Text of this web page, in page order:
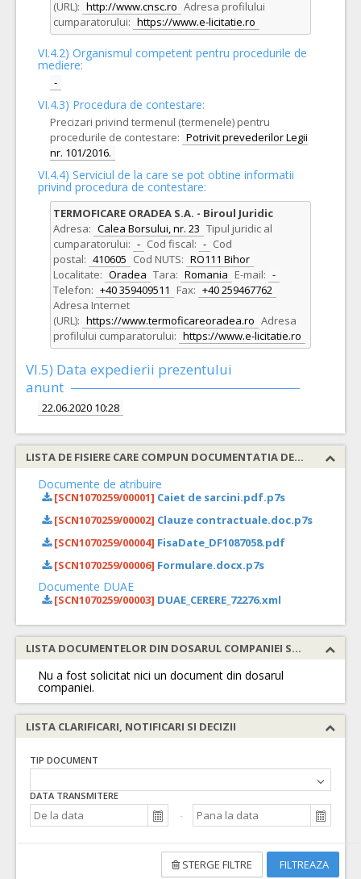
(URL): http://www.cnsc.ro Adresa profilului
cumparatorului: https://www.e-licitatie.ro
VI.4.2) Organismul competent pentru procedurile de
mediere:
-
VI.4.3) Procedura de contestare:
Precizari privind termenul (termenele) pentru
procedurile de contestare: Potrivit prevederilor Legii
nr. 101/2016.
VI.4.4) Serviciul de la care se pot obtine informatii
privind procedura de contestare:
TERMOFICARE ORADEA S.A. - Biroul Juridic
Adresa: Calea Borsului, nr. 23 Tipul juridic al
cumparatorului: - Cod fiscal: - Cod
postal: 410605 Cod NUTS: RO111 Bihor
Localitate: Oradea Tara: Romania E-mail: -
Telefon: +40 359409511 Fax: +40 259467762
Adresa Internet
(URL): https://www.termoficareoradea.ro Adresa
profilului cumparatorului: https://www.e-licitatie.ro
VI.5) Data expedierii prezentului
anunt
22.06.2020 10:28
LISTA DE FISIERE CARE COMPUN DOCUMENTATIA DE ATRIBUIRE
Documente de atribuire
[SCN1070259/00001] Caiet de sarcini.pdf.p7s
[SCN1070259/00002] Clauze contractuale.doc.p7s
[SCN1070259/00004] FisaDate_DF1087058.pdf
[SCN1070259/00006] Formulare.docx.p7s
Documente DUAE
[SCN1070259/00003] DUAE_CERERE_72276.xml
LISTA DOCUMENTELOR DIN DOSARUL COMPANIEI SOLICITATE
Nu a fost solicitat nici un document din dosarul
companiei.
LISTA CLARIFICARI, NOTIFICARI SI DECIZII
TIP DOCUMENT
DATA TRANSMITERE
FILTREAZA
STERGE FILTRE